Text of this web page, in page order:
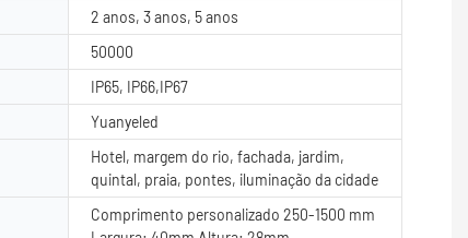
2 anos, 3 anos, 5 anos
50000
IP65, IP66,IP67
Yuanyeled
Hotel, margem do rio, fachada, jardim,
quintal, praia, pontes, iluminação da cidade
Comprimento personalizado 250-1500 mm